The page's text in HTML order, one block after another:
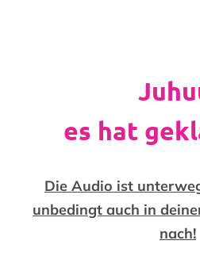
es hat
Die Audio ist
unbedingt auch in
nach!